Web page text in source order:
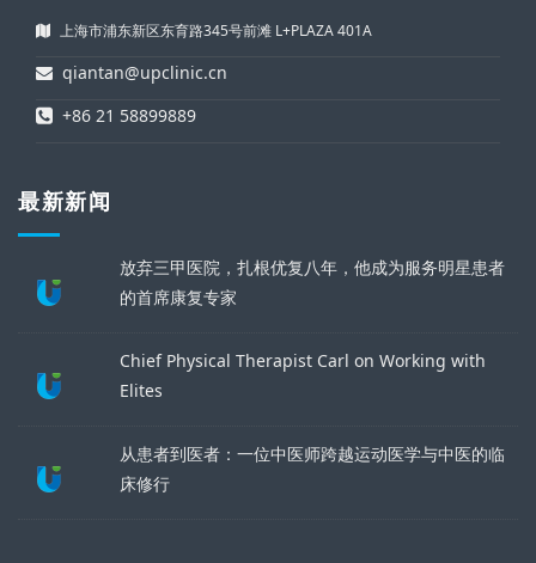
上海市浦东新区东育路345号前滩 L+PLAZA 401A
qiantan@upclinic.cn
+86 21 58899889
最新新闻
放弃三甲医院，扎根优复八年，他成为服务明星患者
的首席康复专家
Chief Physical Therapist Carl on Working with
Elites
从患者到医者：一位中医师跨越运动医学与中医的临
床修行